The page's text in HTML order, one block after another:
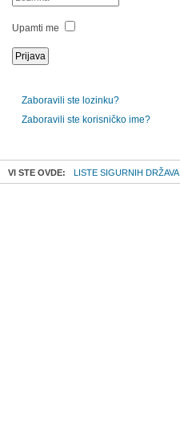
Upamti me
Zaboravili ste lozinku?
Zaboravili ste korisničko ime?
VI STE OVDE: LISTE SIGURNIH DRŽAVA